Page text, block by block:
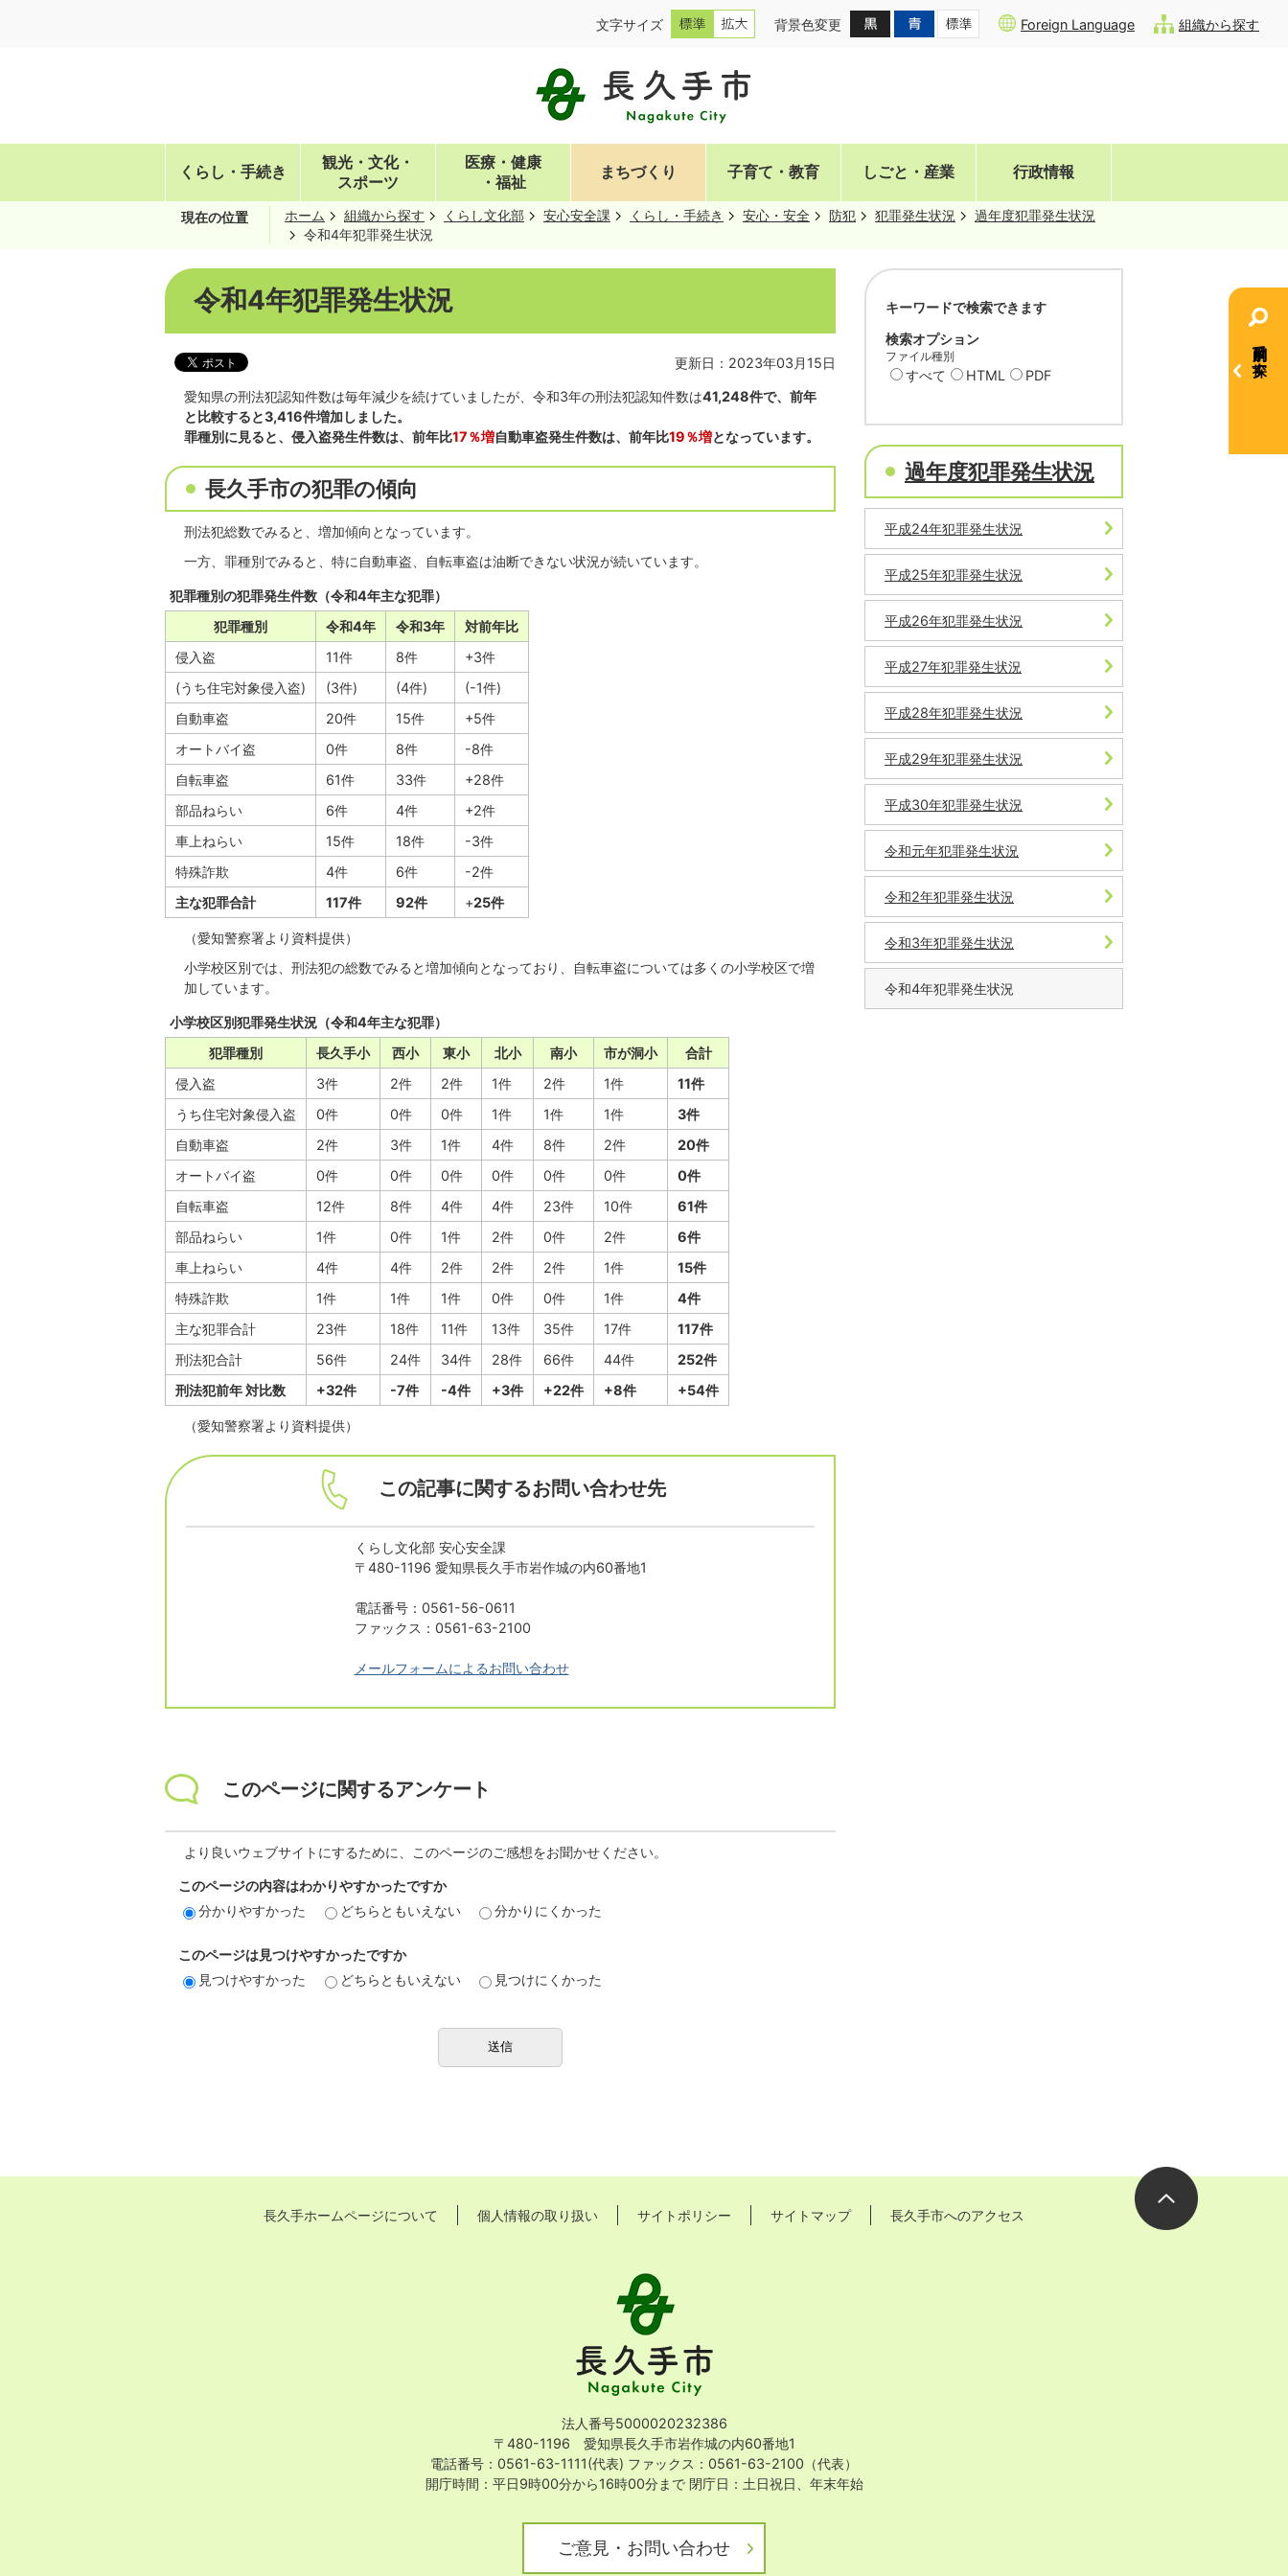
文字サイズ 背景色変更 Foreign Language 組織から探す
くらし・手続き
観光・文化・
スポーツ
医療・健康
・福祉
まちづくり 子育て・教育 しごと・産業 行政情報
目的別で探す
現在の位置 ホーム 組織から探す くらし文化部 安心安全課 くらし・手続き 安心・安全 防犯 犯罪発生状況
過年度犯罪発生状況
令和4年犯罪発生状況
令和4年犯罪発生状況
更新日：2023年03月15日
愛知県の刑法犯認知件数は毎年減少を続けていましたが、令和3年の刑法犯認知件数は41,248件で、前年
と比較すると3,416件増加しました。
罪種別に見ると、侵入盗発生件数は、前年比17％増自動車盗発生件数は、前年比19％増となっています。
長久手市の犯罪の傾向
刑法犯総数でみると、増加傾向となっています。
一方、罪種別でみると、特に自動車盗、自転車盗は油断できない状況が続いています。
犯罪種別の犯罪発生件数（令和4年主な犯罪）
犯罪種別
令和4年 令和3年
対前年比
侵入盗
11件 8件
+3件
(うち住宅対象侵入盗)
(3件) (4件)
(-1件)
自動車盗
20件 15件
+5件
オートバイ盗
0件 8件
-8件
自転車盗
61件 33件
+28件
部品ねらい
6件 4件
+2件
車上ねらい
15件 18件
-3件
特殊詐欺
4件 6件
-2件
主な犯罪合計
117件 92件 +25件
（愛知警察署より資料提供）
小学校区別では、刑法犯の総数でみると増加傾向となっており、自転車盗については多くの小学校区で増
加しています。
小学校区別犯罪発生状況（令和4年主な犯罪）
犯罪種別
長久手小 西小 東小 北小 南小 市が洞小
合計
侵入盗
3件 2件 2件 1件 2件 1件
11件
うち住宅対象侵入盗
0件 0件 0件 1件 1件 1件
3件
自動車盗
2件 3件 1件 4件 8件 2件
20件
オートバイ盗
0件 0件 0件 0件 0件 0件
0件
自転車盗
12件 8件 4件 4件 23件 10件
61件
部品ねらい
1件 0件 1件 2件 0件 2件
6件
車上ねらい
4件 4件 2件 2件 2件 1件
15件
特殊詐欺
1件 1件 1件 0件 0件 1件
4件
主な犯罪合計
23件 18件 11件 13件 35件 17件
117件
刑法犯合計
56件 24件 34件 28件 66件 44件
252件
刑法犯前年 対比数
+32件 -7件 -4件 +3件 +22件 +8件 +54件
（愛知警察署より資料提供）
この記事に関するお問い合わせ先
くらし文化部 安心安全課
〒480-1196 愛知県長久手市岩作城の内60番地1
電話番号：0561-56-0611
ファックス：0561-63-2100
メールフォームによるお問い合わせ
このページに関するアンケート
より良いウェブサイトにするために、このページのご感想をお聞かせください。
このページの内容はわかりやすかったですか
分かりやすかった
どちらともいえない 分かりにくかった
このページは見つけやすかったですか
見つけやすかった
どちらともいえない 見つけにくかった
キーワードで検索できます
検索オプション
ファイル種別
すべて HTML PDF
過年度犯罪発生状況
平成24年犯罪発生状況
平成25年犯罪発生状況
平成26年犯罪発生状況
平成27年犯罪発生状況
平成28年犯罪発生状況
平成29年犯罪発生状況
平成30年犯罪発生状況
令和元年犯罪発生状況
令和2年犯罪発生状況
令和3年犯罪発生状況
令和4年犯罪発生状況
長久手ホームページについて 個人情報の取り扱い サイトポリシー サイトマップ 長久手市へのアクセス
Nagakute
City
法人番号5000020232386
〒480-1196 愛知県長久手市岩作城の内60番地1
電話番号：0561-63-1111(代表) ファックス：0561-63-2100（代表）
開庁時間：平日9時00分から16時00分まで 閉庁日：土日祝日、年末年始
ご意見・お問い合わせ